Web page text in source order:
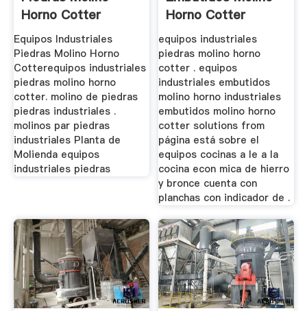
Horno Cotter
Equipos Industriales
Piedras Molino Horno
Cotterequipos industriales
piedras molino horno
cotter. molino de piedras
piedras industriales .
molinos par piedras
industriales Planta de
Molienda equipos
industriales piedras
Horno Cotter
equipos industriales
piedras molino horno
cotter . equipos
industriales embutidos
molino horno industriales
embutidos molino horno
cotter solutions from
página está sobre el
equipos cocinas a le a la
cocina econ mica de hierro
y bronce cuenta con
planchas con indicador de .